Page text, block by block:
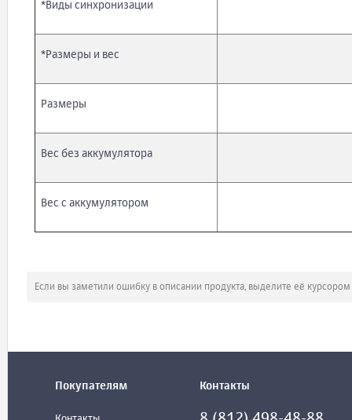
*Виды синхронизации
*Размеры и вес
Размеры
Вес без аккумулятора
Вес c аккумулятором
Если вы заметили ошибку в описании продукта, выделите её
Покупателям Контакты